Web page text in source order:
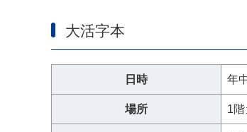
大活字本
日時 年
場所 1